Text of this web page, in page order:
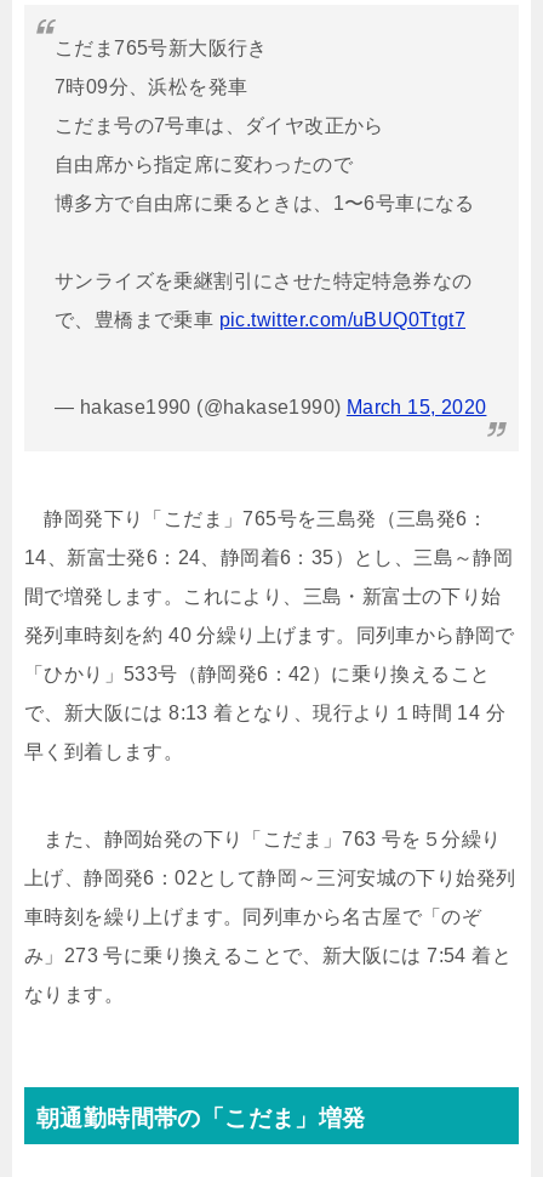
こだま765号新大阪行き
7時09分、浜松を発車
こだま号の7号車は、ダイヤ改正から
自由席から指定席に変わったので
博多方で自由席に乗るときは、1〜6号車になる
サンライズを乗継割引にさせた特定特急券なの
で、豊橋まで乗車 pic.twitter.com/uBUQ0Ttgt7
— hakase1990 (@hakase1990) March 15, 2020
静岡発下り「こだま」765号を三島発（三島発6：
14、新富士発6：24、静岡着6：35）とし、三島～静岡
間で増発します。これにより、三島・新富士の下り始
発列車時刻を約 40 分繰り上げます。同列車から静岡で
「ひかり」533号（静岡発6：42）に乗り換えること
で、新大阪には 8:13 着となり、現行より１時間 14 分
早く到着します。
また、静岡始発の下り「こだま」763 号を５分繰り
上げ、静岡発6：02として静岡～三河安城の下り始発列
車時刻を繰り上げます。同列車から名古屋で「のぞ
み」273 号に乗り換えることで、新大阪には 7:54 着と
なります。
朝通勤時間帯の「こだま」増発